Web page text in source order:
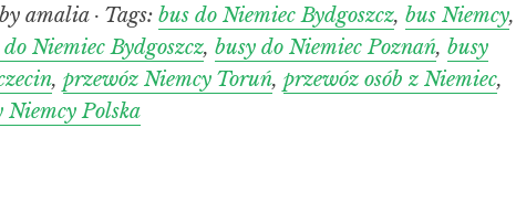
by amalia · Tags: bus do Niemiec Bydgoszcz, bus Niemcy,
Niemiec Bydgoszcz, busy do Niemiec Poznań, busy
, przewóz Niemcy Toruń, przewóz osób z Niemiec,
Niemcy Polska